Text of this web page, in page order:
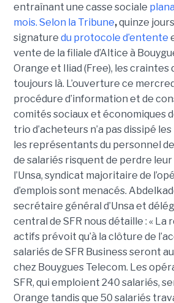
entraînant une casse sociale
mois. Selon la Tribune,quinze
signature du protocole d’entente
vente de la filiale d’Altice à
Orange et Iliad (Free), les craintes
toujours là. L’ouverture ce
procédure d’information et de
comités sociaux et économiques
trio d’acheteurs n’a pas dissipé
les représentants du personnel de
de salariés risquent de perdre leur
l’Unsa, syndicat majoritaire de
d’emplois sont menacés.
secrétaire général d’Unsa et
central de SFR nous détaille : «
actifs prévoit qu’à la clôture de
salariés de SFR Business seront
chez Bouygues Telecom. Les
SFR, qui emploient 240 salariés,
Orange tandis que 50 salariés